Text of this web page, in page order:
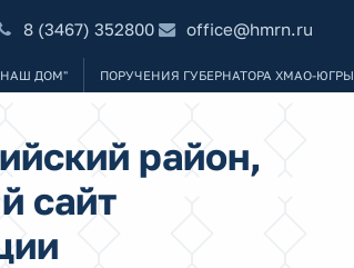
8 (3467) 352800 office@hmrn.ru
ДОМ" ПОРУЧЕНИЯ ГУБЕРНАТОРА ХМАО-ЮГРЫ
район,
сайт